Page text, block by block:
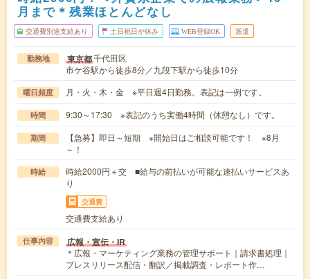
月まで＊残業ほとんどなし
交通費別途支給あり 土日祝日が休み WEB登録OK 派遣
勤務地 東京都千代田区
市ケ谷駅から徒歩8分／九段下駅から徒歩10分
曜日頻度 月・火・木・金 ※平日週4日勤務。表記は一例です。
時間 9:30～17:30 ※表記のうち実働4時間（休憩なし）です。
期間
【急募】即日～短期 ※開始日はご相談可能です！ ※8月
～！
時給
時給2000円＋交 ■給与の前払いが可能な速払いサービスあ
り
交通費
交通費支給あり
仕事内容 広報・宣伝・IR
＊広報・マーケティング業務の管理サポート｜請求書処理｜
プレスリリース配信・翻訳／掲載調査・レポート作…